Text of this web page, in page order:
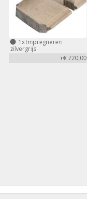
1xImpregneren
zilvergrijs
+€ 720,00